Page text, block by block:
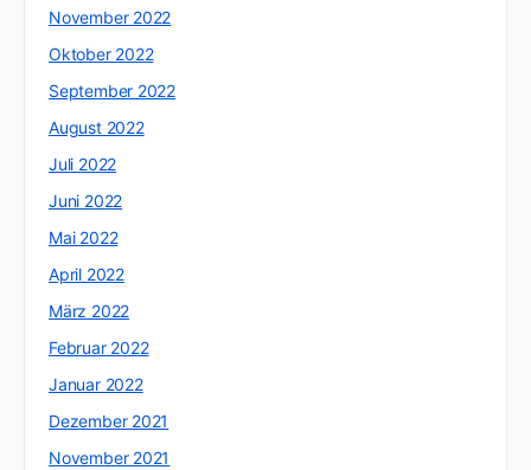
November 2022
Oktober 2022
September 2022
August 2022
Juli 2022
Juni 2022
Mai 2022
April 2022
März 2022
Februar 2022
Januar 2022
Dezember 2021
November 2021